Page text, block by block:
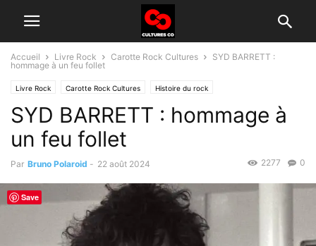
Accueil Livre Rock Carotte Rock Cultures
SYD BARRETT :
hommage à un feu follet
Livre Rock Carotte Rock Cultures Histoire du rock
SYD BARRETT : hommage à
un feu follet
Par Bruno Polaroid - 22 août 2024 0
2277
Save